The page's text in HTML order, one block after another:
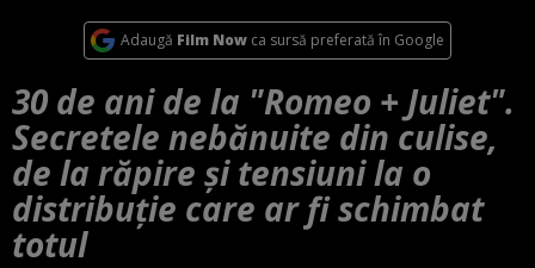
Adaugă Film Now ca sursă preferată în Google
30 de ani de la "Romeo + Juliet".
Secretele nebănuite din culise,
de la răpire și tensiuni la o
distribuție care ar fi schimbat
totul